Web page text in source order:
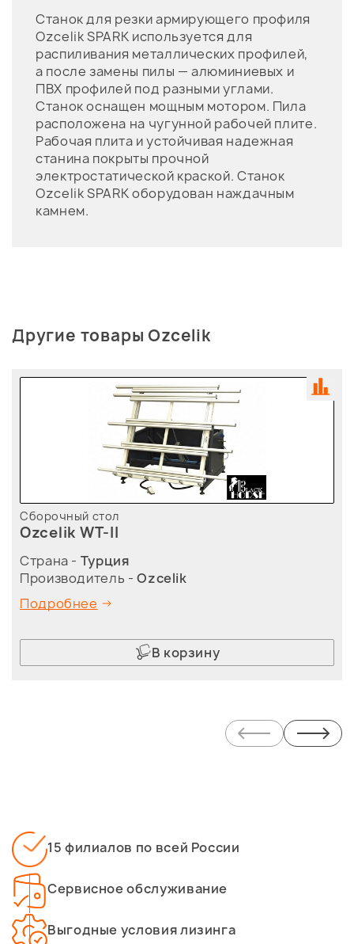
Станок для резки армирующего профиля
Ozcelik SPARK используется для
распиливания металлических профилей,
а после замены пилы — алюминиевых и
ПВХ профилей под разными углами.
Станок оснащен мощным мотором. Пила
расположена на чугунной рабочей плите.
Рабочая плита и устойчивая надежная
станина покрыты прочной
электростатической краской. Станок
Ozcelik SPARK оборудован наждачным
камнем.
Другие товары Ozcelik
Сборочный стол
Ozcelik WT-II
Страна - Турция
Производитель -Ozcelik
Подробнее
В корзину
15 филиалов по всей России
Сервисное обслуживание
Выгодные условия лизинга